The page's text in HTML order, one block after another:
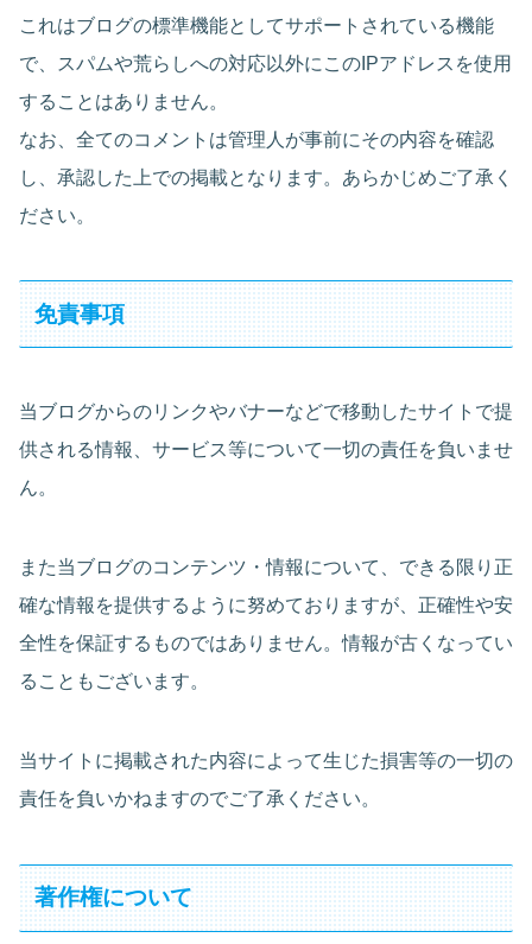
これはブログの標準機能としてサポートされている機能
で、スパムや荒らしへの対応以外にこのIPアドレスを使用
することはありません。
なお、全てのコメントは管理人が事前にその内容を確認
し、承認した上での掲載となります。あらかじめご了承く
ださい。
免責事項
当ブログからのリンクやバナーなどで移動したサイトで提
供される情報、サービス等について一切の責任を負いませ
ん。
また当ブログのコンテンツ・情報について、できる限り正
確な情報を提供するように努めておりますが、正確性や安
全性を保証するものではありません。情報が古くなってい
ることもございます。
当サイトに掲載された内容によって生じた損害等の一切の
責任を負いかねますのでご了承ください。
著作権について